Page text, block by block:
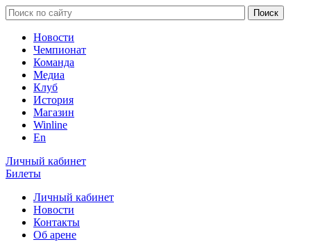
Новости
Чемпионат
Команда
Медиа
Клуб
История
Магазин
Winline
En
Личный кабинет
Билеты
Личный кабинет
Новости
Контакты
Об арене